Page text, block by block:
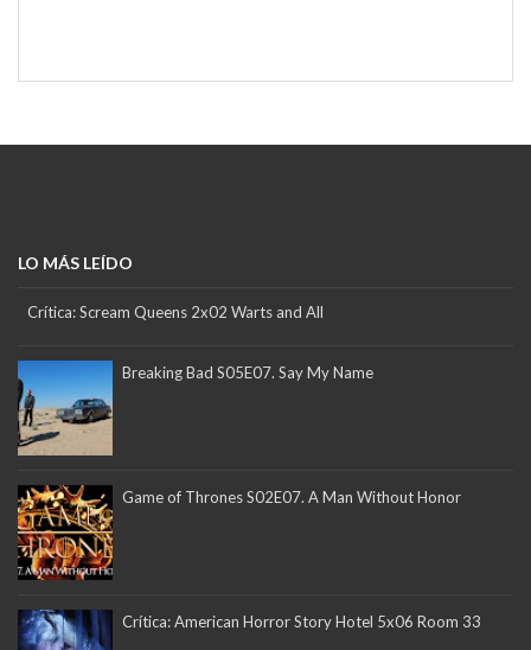
LO MÁS LEÍDO
Crítica: Scream Queens 2x02 Warts and All
Breaking Bad S05E07. Say My Name
Game of Thrones S02E07. A Man Without Honor
Crítica: American Horror Story Hotel 5x06 Room 33